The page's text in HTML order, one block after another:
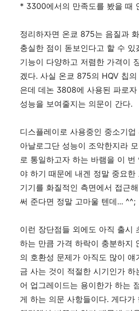
* 3300에서의 만족도를 봤을 때
정리하자면 온쿄 875는 음질과
충실한 점이 돋보인다고 할 수
기능이 다양하고 저렴한 가격이
겠다. 사실 온쿄 875의 HQV 칩
은데 데논 3808에 사용된 파로
성능을 보여줄지는 의문이 간다.
디스플레이로 사용중인 중소기
아날로그단 성능이 조악한지라
로 통일하고자 하는 바램을 이 번
야 하기 때문에 내겐 정말 중요한
기기를 화질적인 측면에서 접근
써 준다면 정말 고마울 텐데... ^^;
이런 장단점들 외에도 아직 출시
하는 만큼 가격 하락이 충분하지
의 호환성 문제가 아직도 많이 얘
금 사는 것이 적절한 시기인가 하
어 업그레이드는 용이한가 하는
게 하는 의문 사항들이다. 게다가